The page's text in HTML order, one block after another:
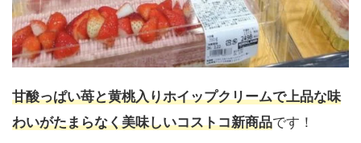
甘酸っぱい苺と黄桃入りホイップクリームで上品な味
わいがたまらなく美味しいコストコ新商品です！